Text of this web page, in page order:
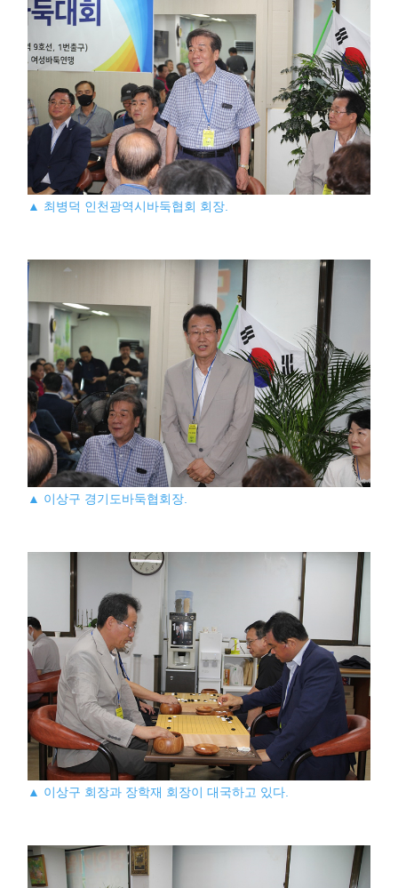
▲ 최병덕 인천광역시바둑협회 회장.
▲ 이상구 경기도바둑협회장.
▲ 이상구 회장과 장학재 회장이 대국하고 있다.